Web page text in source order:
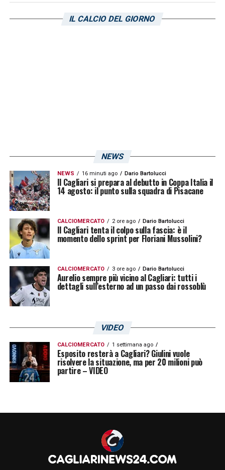
5€ (clicca qui); gli abbonati potranno
IL CALCIO DEL GIORNO
NEWS
NEWS 16 minuti ago Dario Bartolucci
Il Cagliari si prepara al debutto in Coppa Italia il
14 agosto: il punto sulla squadra di Pisacane
CALCIOMERCATO 2 ore ago Dario Bartolucci
Il Cagliari tenta il colpo sulla fascia: è il
momento dello sprint per Floriani Mussolini?
CALCIOMERCATO 3 ore ago Dario Bartolucci
Aurelio sempre più vicino al Cagliari: tutti i
dettagli sull’esterno ad un passo dai rossoblù
VIDEO
CALCIOMERCATO 1 settimana ago
Esposito resterà a Cagliari? Giulini vuole
risolvere la situazione, ma per 20 milioni può
partire – VIDEO